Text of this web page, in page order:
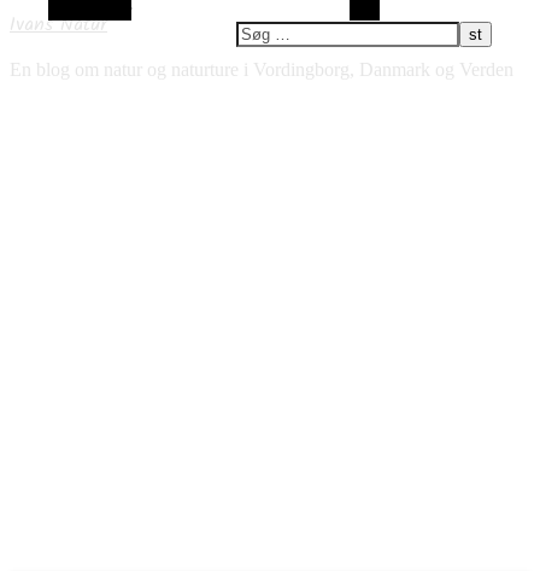
Ivans Natur
En blog om natur og naturture i Vordingborg, Danmark og Verden